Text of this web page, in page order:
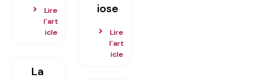
Lire
l'art
icle
La
iose
Lire
l'art
icle